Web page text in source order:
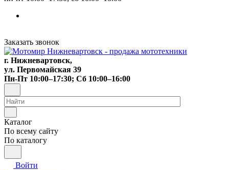
Заказать звонок
г. Нижневартовск,
ул. Первомайская 39
Пн-Пт 10:00–17:30; Сб 10:00–16:00
Каталог
По всему сайту
По каталогу
Войти